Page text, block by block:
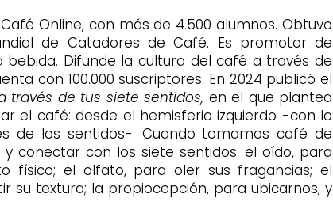
Online, con más de 4.500 alumnos. Obtuvo
de Catadores de Café. Es promotor de
Difunde la cultura del café a través de
con 100.000 suscriptores. En 2024 publicó el
través de tus siete sentidos, en el que plantea
el café: desde el hemisferio izquierdo -con lo
de los sentidos-. Cuando tomamos café de
conectar con los siete sentidos: el oído, para
físico; el olfato, para oler sus fragancias; el
su textura; la propiocepción, para ubicarnos; y